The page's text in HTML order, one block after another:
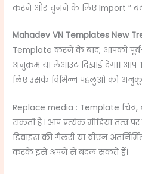
करने और चुनने के लिए Import ”
Mahadev VN Templates New
Template करने के बाद, आपको पूर्व-
अनुक्रम या लेआउट दिखाई देगा।
लिए उसके विभिन्न पहलुओं को
Replace media : Template चित्र,
सकती हैं। आप प्रत्येक मीडिया
डिवाइस की गैलरी या वीएन
करके इसे अपने से बदल सकते हैं।